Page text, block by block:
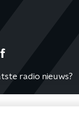
radio nieuws?